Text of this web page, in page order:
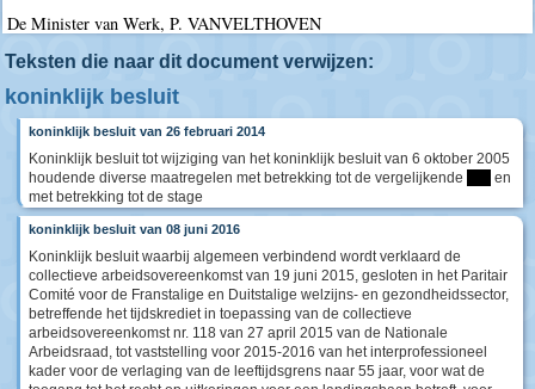
De Minister van Werk, P. VANVELTHOVEN
Teksten die naar dit document verwijzen:
koninklijk besluit
koninklijk besluit van 26 februari 2014
Koninklijk besluit tot wijziging van het koninklijk besluit van 6 oktober 2005
houdende diverse maatregelen met betrekking tot de vergelijkende
en
met betrekking tot de stage
koninklijk besluit van 08 juni 2016
Koninklijk besluit waarbij algemeen verbindend wordt verklaard de
collectieve arbeidsovereenkomst van 19 juni 2015, gesloten in het Paritair
Comité voor de Franstalige en Duitstalige welzijns- en gezondheidssector,
betreffende het tijdskrediet in toepassing van de collectieve
arbeidsovereenkomst nr. 118 van 27 april 2015 van de Nationale
Arbeidsraad, tot vaststelling voor 2015-2016 van het interprofessioneel
kader voor de verlaging van de leeftijdsgrens naar 55 jaar, voor wat de